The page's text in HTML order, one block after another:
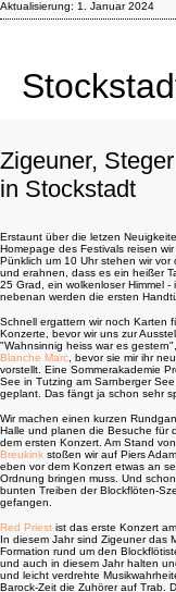
Aktualisierung: 1. Januar 2024
Zigeuner,
in Stockstadt
Erstaunt über die letzen
Homepage des Festivals reisen wir
Pünklich um 10 Uhr stehen wir vor
und erahnen, dass es ein heißer
25 Grad, ein wolkenloser Himmel -
nebenan werden die ersten
Schnell ergattern wir noch Karten
Konzerte, bevor wir uns zur
"Wahnsinnig heiss war es
Blanche Marc , bevor sie mir ihr
vorstellt. Eine Sommerakademie
See in Tutzing am Sarnberger
geplant. Das fängt ja schon sehr
Wir machen einen kurzen
Halle und planen die Besuche für
dem ersten Konzert. Am Stand von
Breukink stoßen wir auf Piers
eben vor dem Konzert etwas an
Ordnung bringen muss. Und
bunten Treiben der Blockflöten-
gefangen.
Red Priest ist das erste Konzert
In diesem Jahr sind Zigeuner das
Formation rund um den
und auch in diesem Jahr halten
und leicht verdrehte
Barock-Zeit die Zuhörer auf Trab.